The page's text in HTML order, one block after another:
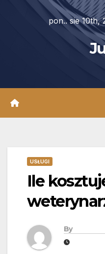
pon.. sie 10th,
USŁUGI
Ile
By